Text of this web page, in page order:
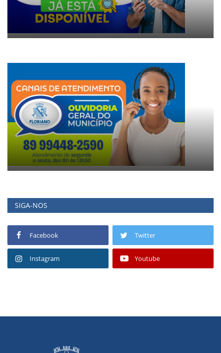
SIGA-NOS
Facebook Twitter
Instagram Youtube